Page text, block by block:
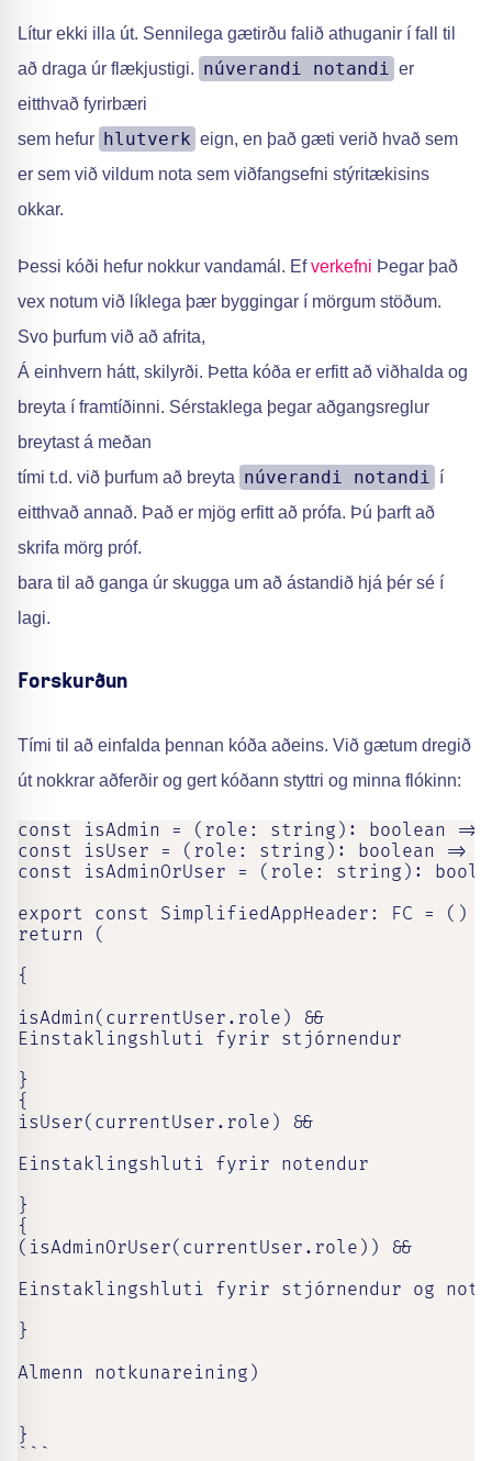
Lítur ekki illa út. Sennilega gætirðu falið athuganir í fall til
að draga úr flækjustigi. núverandi notandi er
eitthvað fyrirbæri
sem hefur hlutverk eign, en það gæti verið hvað sem
er sem við vildum nota sem viðfangsefni stýritækisins
okkar.
Þessi kóði hefur nokkur vandamál. Efverkefni Þegar það
vex notum við líklega þær byggingar í mörgum stöðum.
Svo þurfum við að afrita,
Á einhvern hátt, skilyrði. Þetta kóða er erfitt að viðhalda og
breyta í framtíðinni. Sérstaklega þegar aðgangsreglur
breytast á meðan
tími t.d. við þurfum að breyta núverandi notandi í
eitthvað annað. Það er mjög erfitt að prófa. Þú þarft að
skrifa mörg próf.
bara til að ganga úr skugga um að ástandið hjá þér sé í
lagi.
Forskurðun
Tími til að einfalda þennan kóða aðeins. Við gætum dregið
út nokkrar aðferðir og gert kóðann styttri og minna flókinn:
const isAdmin = (role: string): boolean =>
const isUser = (role: string): boolean =>
const isAdminOrUser = (role: string):
export const SimplifiedAppHeader: FC = ()
return (
{
isAdmin(currentUser.role) &&
Einstaklingshluti fyrir stjórnendur
}
{
isUser(currentUser.role) &&
Einstaklingshluti fyrir notendur
}
{
(isAdminOrUser(currentUser.role)) &&
Einstaklingshluti fyrir stjórnendur og
}
Almenn notkunareining)
}